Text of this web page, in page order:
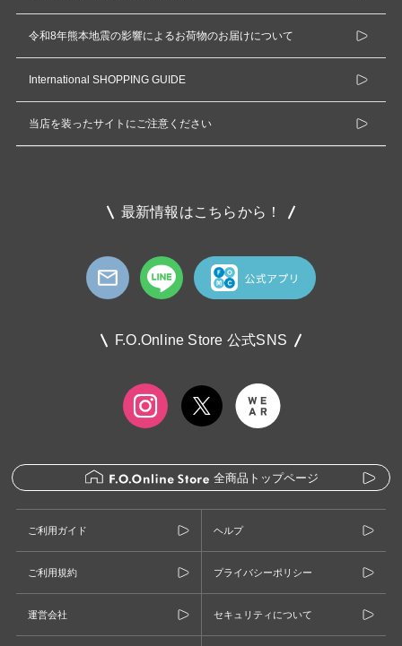
令和8年熊本地震の影響によるお荷物のお届けについて
International SHOPPING GUIDE
当店を装ったサイトにご注意ください
最新情報はこちらから！
F.O.Online Store 公式SNS
全商品トップページ
ご利用ガイド ヘルプ
ご利用規約 プライバシーポリシー
運営会社 セキュリティについて